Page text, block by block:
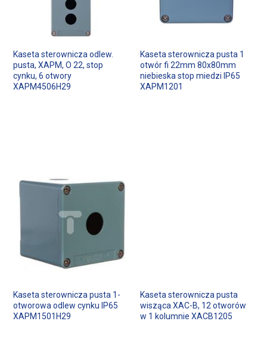
Kaseta sterownicza odlew.
pusta, XAPM, O 22, stop
cynku, 6 otwory
XAPM4506H29
Kaseta sterownicza pusta 1
otwór fi 22mm 80x80mm
niebieska stop miedzi IP65
XAPM1201
Kaseta sterownicza pusta 1-
otworowa odlew cynku IP65
XAPM1501H29
Kaseta sterownicza pusta
wisząca XAC-B, 12 otworów
w 1 kolumnie XACB1205